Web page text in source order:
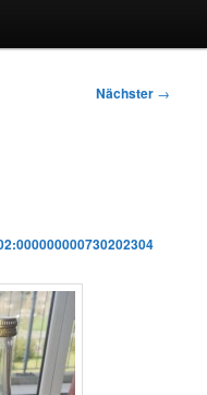
Nächster →